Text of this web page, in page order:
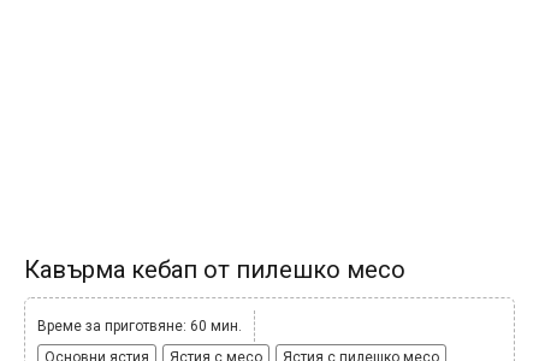
Кавърма кебап от пилешко месо
Време за приготвяне: 60 мин.
Основни ястия
Ястия с месо Ястия с пилешко месо